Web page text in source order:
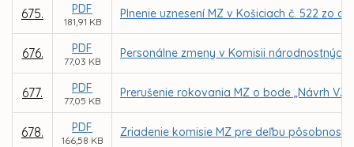
675. PDF
181,91 KB
Plnenie uznesení MZ v Košiciach č. 522 zo
676. PDF
77,03 KB
Personálne zmeny v Komisii národnostných
677. PDF
77,05 KB
Prerušenie rokovania MZ o bode „Návrh
678. PDF
166,58 KB
Zriadenie komisie MZ pre deľbu pôsobností